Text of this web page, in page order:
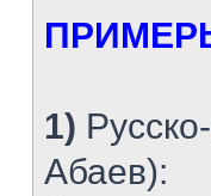
1)
Абаев):